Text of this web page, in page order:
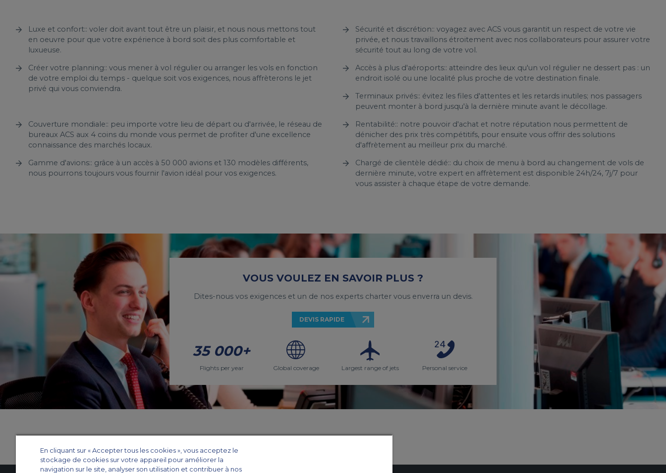
Luxe et confort:: voler doit avant tout être un plaisir, et nous nous mettons tout
en oeuvre pour que votre expérience à bord soit des plus comfortable et
luxueuse.
Sécurité et discrétion:: voyagez avec ACS vous garantit un respect de votre vie
privée, et nous travaillons étroitement avec nos collaborateurs pour assurer votre
sécurité tout au long de votre vol.
Créer votre planning:: vous mener à vol régulier ou arranger les vols en fonction
de votre emploi du temps - quelque soit vos exigences, nous affrèterons le jet
privé qui vous conviendra.
Accès à plus d'aéroports:: atteindre des lieux qu'un vol régulier ne dessert pas : un
endroit isolé ou une localité plus proche de votre destination finale.
Terminaux privés:: évitez les files d'attentes et les retards inutiles; nos passagers
peuvent monter à bord jusqu'à la dernière minute avant le décollage.
Couverture mondiale:: peu importe votre lieu de départ ou d'arrivée, le réseau de
bureaux ACS aux 4 coins du monde vous permet de profiter d'une excellence
connaissance des marchés locaux.
Rentabilité:: notre pouvoir d'achat et notre réputation nous permettent de
dénicher des prix très compétitifs, pour ensuite vous offrir des solutions
d'affrètement au meilleur prix du marché.
Gamme d'avions:: grâce à un accès à 50 000 avions et 130 modèles différents,
nous pourrons toujours vous fournir l'avion idéal pour vos exigences.
Chargé de clientèle dédié:: du choix de menu à bord au changement de vols de
dernière minute, votre expert en affrètement est disponible 24h/24, 7j/7 pour
vous assister à chaque étape de votre demande.
VOUS VOULEZ EN SAVOIR PLUS ?
Dites-nous vos exigences et un de nos experts charter vous enverra un devis.
DEVIS RAPIDE
35 000+
Flights per year Global coverage Largest range of jets Personal service
En cliquant sur « Accepter tous les cookies », vous acceptez le
stockage de cookies sur votre appareil pour améliorer la
navigation sur le site, analyser son utilisation et contribuer à nos